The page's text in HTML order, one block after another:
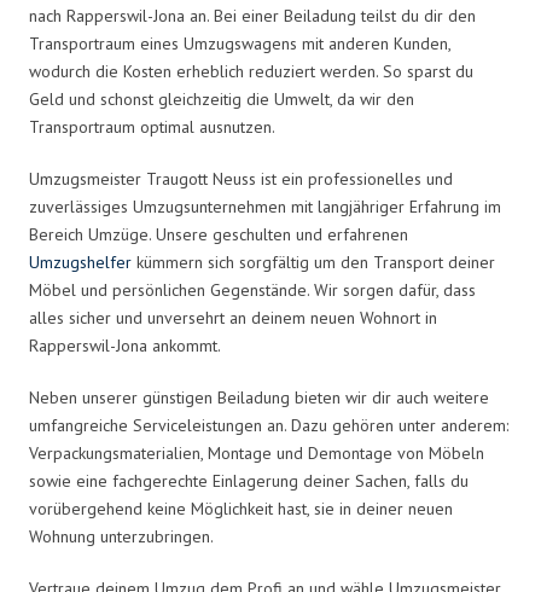
nach Rapperswil-Jona an. Bei einer Beiladung teilst du dir den
Transportraum eines Umzugswagens mit anderen Kunden,
wodurch die Kosten erheblich reduziert werden. So sparst du
Geld und schonst gleichzeitig die Umwelt, da wir den
Transportraum optimal ausnutzen.
Umzugsmeister Traugott Neuss ist ein professionelles und
zuverlässiges Umzugsunternehmen mit langjähriger Erfahrung im
Bereich Umzüge. Unsere geschulten und erfahrenen
Umzugshelfer kümmern sich sorgfältig um den Transport deiner
Möbel und persönlichen Gegenstände. Wir sorgen dafür, dass
alles sicher und unversehrt an deinem neuen Wohnort in
Rapperswil-Jona ankommt.
Neben unserer günstigen Beiladung bieten wir dir auch weitere
umfangreiche Serviceleistungen an. Dazu gehören unter anderem:
Verpackungsmaterialien, Montage und Demontage von Möbeln
sowie eine fachgerechte Einlagerung deiner Sachen, falls du
vorübergehend keine Möglichkeit hast, sie in deiner neuen
Wohnung unterzubringen.